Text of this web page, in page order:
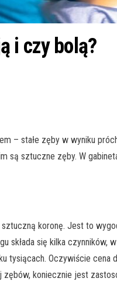
i czy bolą?
– stałe zęby w wyniku
są sztuczne zęby. W
koronę. Jest to
składa się kilka
tysiącach. Oczywiście
zębów, koniecznie jest